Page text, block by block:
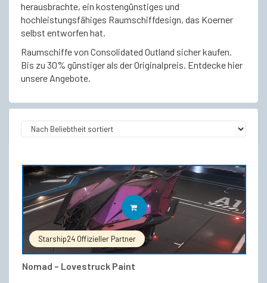
herausbrachte, ein kostengünstiges und
hochleistungsfähiges Raumschiffdesign, das Koerner
selbst entworfen hat.
Raumschiffe von Consolidated Outland sicher kaufen.
Bis zu 30% günstiger als der Originalpreis. Entdecke hier
unsere Angebote.
Starship24 Offizieller Partner
Nomad – Lovestruck Paint
IN DEN WARENKORB